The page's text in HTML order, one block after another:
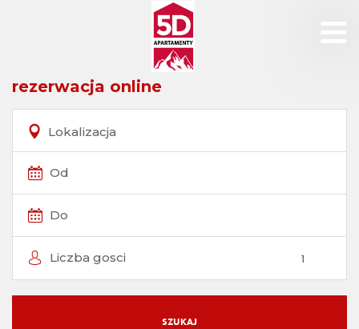
rezerwacja online
Lokalizacja
Od
Do
Liczba gosci
SZUKAJ